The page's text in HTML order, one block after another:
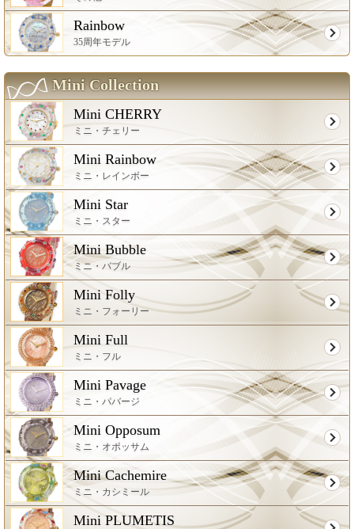
Rainbow
35周年モデル
Mini Collection
Mini CHERRY
ミニ・チェリー
Mini Rainbow
ミニ・レインボー
Mini Star
ミニ・スター
Mini Bubble
ミニ・バブル
Mini Folly
ミニ・フォーリー
Mini Full
ミニ・フル
Mini Pavage
ミニ・パバージ
Mini Opposum
ミニ・オポッサム
Mini Cachemire
ミニ・カシミール
Mini PLUMETIS